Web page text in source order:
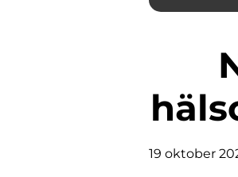
Nyttig
19 oktober